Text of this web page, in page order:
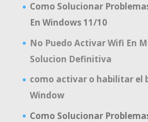
Como Solucionar
En Windows 11/10
No Puedo Activar Wifi En
Solucion Definitiva
como activar o habilitar el
Window
Como Solucionar